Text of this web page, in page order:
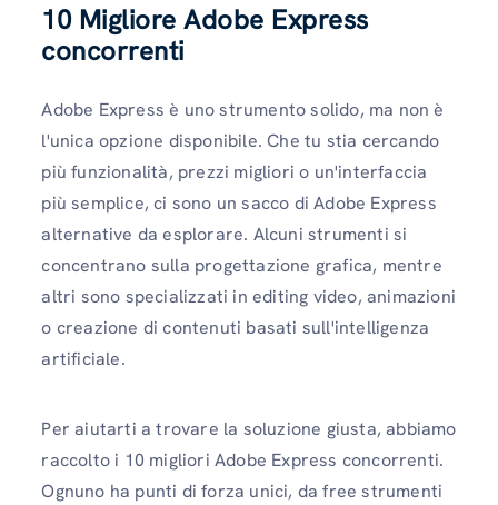
10 Migliore Adobe Express
concorrenti
Adobe Express è uno strumento solido, ma non è
l'unica opzione disponibile. Che tu stia cercando
più funzionalità, prezzi migliori o un'interfaccia
più semplice, ci sono un sacco di Adobe Express
alternative da esplorare. Alcuni strumenti si
concentrano sulla progettazione grafica, mentre
altri sono specializzati in editing video, animazioni
o creazione di contenuti basati sull'intelligenza
artificiale.
Per aiutarti a trovare la soluzione giusta, abbiamo
raccolto i 10 migliori Adobe Express concorrenti.
Ognuno ha punti di forza unici, da free strumenti